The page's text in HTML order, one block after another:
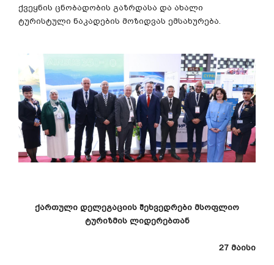
ქვეყნის ცნობადობის გაზრდასა და ახალი
ტურისტული ნაკადების მოზიდვას ემსახურება
ქართული დელეგაციის შეხვედრები მსოფლიო
ტურიზმის ლიდერებთან
27 მაისი